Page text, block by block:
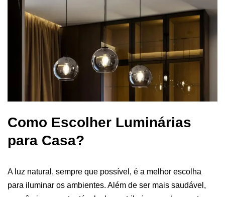
Como Escolher Luminárias
para Casa?
A luz natural, sempre que possível, é a melhor escolha
para iluminar os ambientes. Além de ser mais saudável,